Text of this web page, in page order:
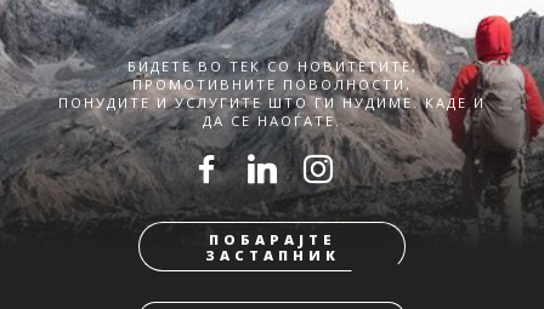
БИДЕТЕ ВО ТЕК СО НОВИТЕТИТЕ,
ПРОМОТИВНИТЕ ПОВОЛНОСТИ,
ПОНУДИТЕ И УСЛУГИТЕ ШТО ГИ НУДИМЕ. КАДЕ И
ДА СЕ НАОЃАТЕ.
ПОБАРАЈТЕ
ЗАСТАПНИК